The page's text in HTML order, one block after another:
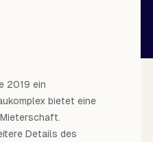
2019 ein
bietet eine
Details des